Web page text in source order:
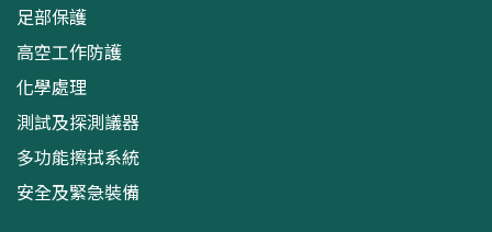
足部保護
高空工作防護
化學處理
測試及探測議器
多功能擦拭系統
安全及緊急裝備